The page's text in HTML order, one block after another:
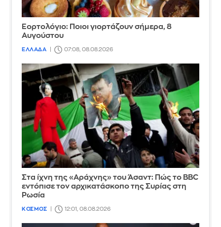
Εορτολόγιο: Ποιοι γιορτάζουν σήμερα, 8
Αυγούστου
ΕΛΛΑΔΑ 07:08, 08.08.2026
Στα ίχνη της «Αράχνης» του Άσαντ: Πώς το BBC
εντόπισε τον αρχικατάσκοπο της Συρίας στη
Ρωσία
ΚΟΣΜΟΣ 12:01, 08.08.2026